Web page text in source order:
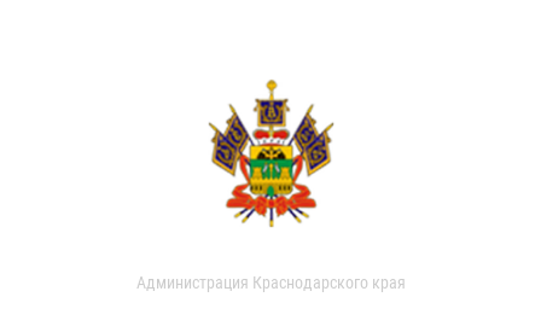
Администрация Краснодарского края